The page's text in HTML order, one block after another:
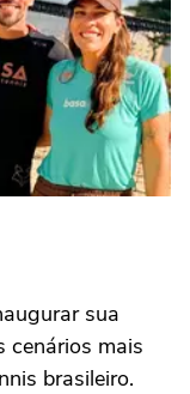
sua
cenários mais
brasileiro.